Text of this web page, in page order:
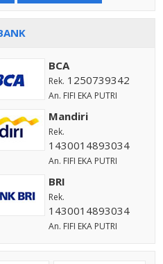
BCA
Rek. 1250739342
An. FIFI EKA PUTRI
Mandiri
Rek.
1430014893034
An. FIFI EKA PUTRI
BRI
Rek.
1430014893034
An. FIFI EKA PUTRI